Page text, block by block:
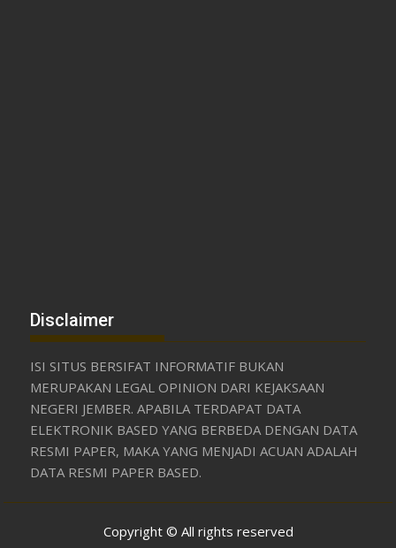
Disclaimer
ISI SITUS BERSIFAT INFORMATIF BUKAN
MERUPAKAN LEGAL OPINION DARI KEJAKSAAN
NEGERI JEMBER. APABILA TERDAPAT DATA
ELEKTRONIK BASED YANG BERBEDA DENGAN DATA
RESMI PAPER, MAKA YANG MENJADI ACUAN ADALAH
DATA RESMI PAPER BASED.
Copyright © All rights reserved